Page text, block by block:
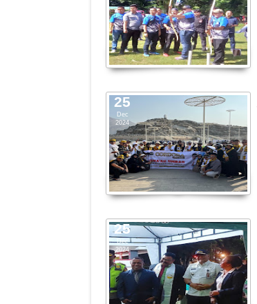
25
Dec
2024
25
Dec
2024